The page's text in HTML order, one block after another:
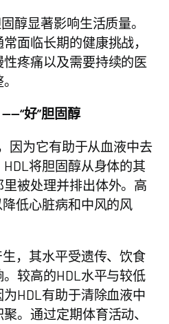
醇显著影响生活质量。
面临长期的健康挑战，
疼痛以及需要持续的医
好”胆固醇
因为它有助于从血液中去
将胆固醇从身体的其
被处理并排出体外。高
低心脏病和中风的风
，其水平受遗传、饮食
较高的HDL水平与较低
HDL有助于清除血液中
。通过定期体育活动、